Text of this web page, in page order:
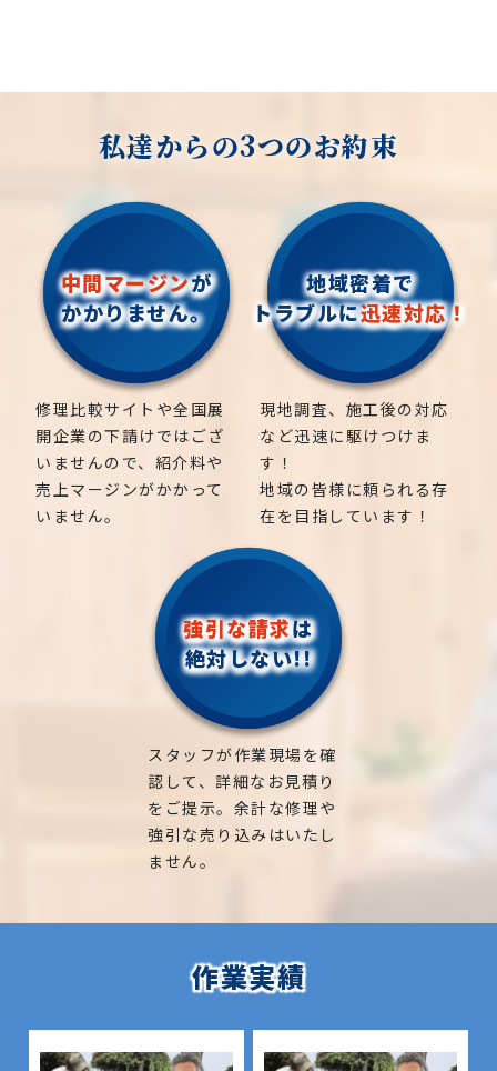
私達からの3つのお約束
中間マージンが
かかりません。
修理比較サイトや全国展
開企業の下請けではござ
いませんので、紹介料や
売上マージンがかかって
いません。
地域密着で
トラブルに迅速対応！
現地調査、施工後の対応
など迅速に駆けつけま
す！
地域の皆様に頼られる存
在を目指しています！
強引な請求は
絶対しない!!
スタッフが作業現場を確
認して、詳細なお見積り
をご提示。余計な修理や
強引な売り込みはいたし
ません。
作業実績